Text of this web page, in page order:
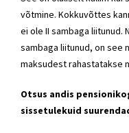
võtmine. Kokkuvõttes
ei ole II sambaga liitunud.
sambaga liitunud, on see
maksudest rahastatakse
Otsus andis
sissetulekuid